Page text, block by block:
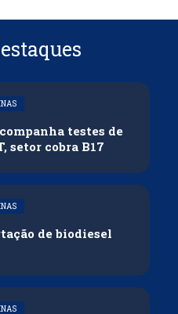
testes de
setor cobra B17
de biodiesel